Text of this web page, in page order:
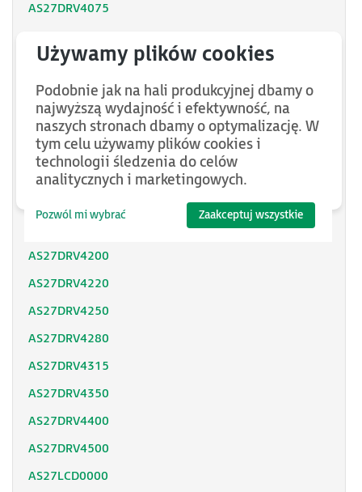
AS27DRV4075
AS27DRV42C2
AS27DRV44C0
AS27DRV45C5
AS27DRV47C5
AS27DRV4110
AS27DRV4200
AS27DRV4220
AS27DRV4250
AS27DRV4280
AS27DRV4315
AS27DRV4350
AS27DRV4400
AS27DRV4500
AS27LCD0000
Podobnie jak na hali produkcyjnej dbamy o
najwyższą wydajność i efektywność, na
naszych stronach dbamy o optymalizację. W
tym celu używamy plików cookies i
technologii śledzenia do celów
analitycznych i marketingowych.
Pozwól mi wybrać Zaakceptuj wszystkie